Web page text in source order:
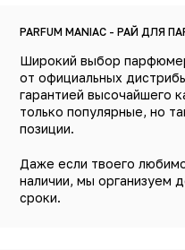
PARFUM MANIAC - РАЙ ДЛЯ
Широкий выбор
от официальных
гарантией высочайшего
только популярные, но
позиции.
Даже если твоего
наличии, мы организуем
сроки.